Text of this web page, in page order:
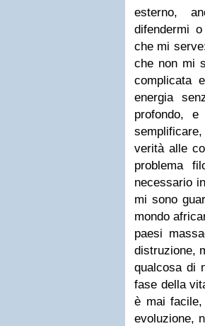
esterno,
difendermi
che mi
che non mi
complicata
energia
profondo,
verità alle
problema
necessario
mi sono
mondo
paesi
distruzione,
qualcosa di
fase della
è mai
evoluzione,